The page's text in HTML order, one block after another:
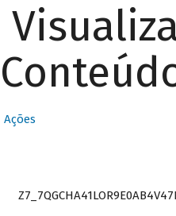
Ações